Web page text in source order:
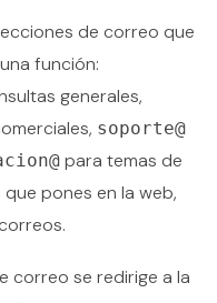
de correo que
función:
generales,
soporte@
para temas de
pones en la web,
correo se redirige a la